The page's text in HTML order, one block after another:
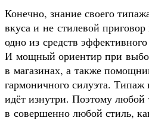
Конечно, знание своего
вкуса и не стилевой
одно из средств
И мощный ориентир при
в магазинах, а также
гармоничного силуэта.
идёт изнутри. Поэтому
в совершенно любой стиль,